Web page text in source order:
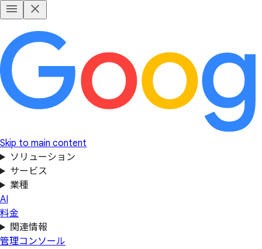
Skip to main content
ソリューション
サービス
業種
AI
料金
関連情報
管理コンソール